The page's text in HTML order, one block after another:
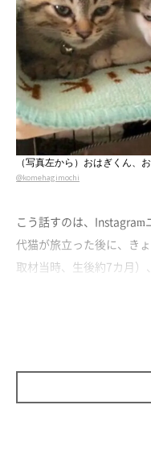
（写真左から）おはぎくん、
@komehagimochi
こう話すのは、Instagram
代猫が旅立った後に、き
取材当時、生後約7カ月
などについて、飼い主さ